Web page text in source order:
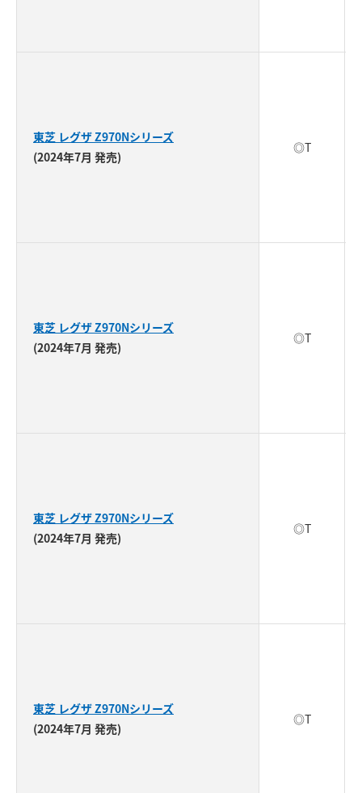
東芝 レグザ Z970Nシリーズ
(2024年7月 発売)
◎T
東芝 レグザ Z970Nシリーズ
(2024年7月 発売)
◎T
東芝 レグザ Z970Nシリーズ
(2024年7月 発売)
◎T
東芝 レグザ Z970Nシリーズ
(2024年7月 発売)
◎T